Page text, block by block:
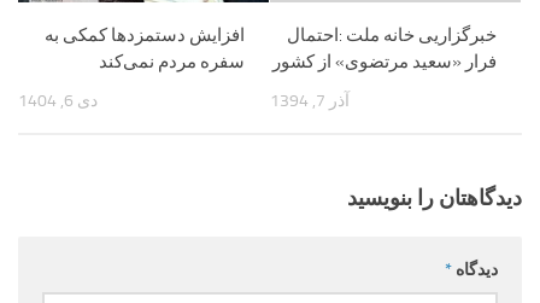
افزایش دستمزدها کمکی به
سفره مردم نمی‌کند
دی 6, 1404
خبرگزاریی خانه ملت :احتمال
فرار «سعید مرتضوی» از کشور
آذر 7, 1394
دیدگاهتان را بنویسید
دیدگاه *